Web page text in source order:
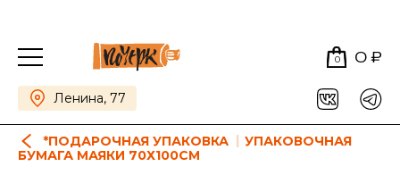
0 0 ₽
Ленина, 77
*ПОДАРОЧНАЯ УПАКОВКА
УПАКОВОЧНАЯ
БУМАГА МАЯКИ 70Х100СМ